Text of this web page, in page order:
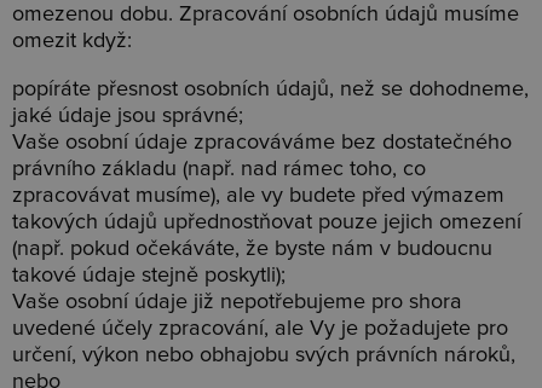
omezenou dobu. Zpracování osobních údajů musíme
omezit když:
popíráte přesnost osobních údajů, než se dohodneme,
jaké údaje jsou správné;
Vaše osobní údaje zpracováváme bez dostatečného
právního základu (např. nad rámec toho, co
zpracovávat musíme), ale vy budete před výmazem
takových údajů upřednostňovat pouze jejich omezení
(např. pokud očekáváte, že byste nám v budoucnu
takové údaje stejně poskytli);
Vaše osobní údaje již nepotřebujeme pro shora
uvedené účely zpracování, ale Vy je požadujete pro
určení, výkon nebo obhajobu svých právních nároků,
nebo